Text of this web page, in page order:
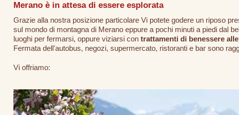
Merano è in attesa di essere esplorata
Grazie alla nostra posizione particolare Vi potete godere un riposo
sul mondo di montagna di Merano eppure a pochi minuti a piedi dal
luoghi per fermarsi, oppure viziarsi con trattamenti di benessere
Fermata dell'autobus, negozi, supermercato, ristoranti e bar sono
Vi offriamo: